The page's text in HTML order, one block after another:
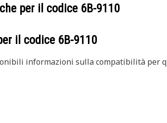
per il codice 6B-9110
il codice 6B-9110
informazioni sulla compatibilità per